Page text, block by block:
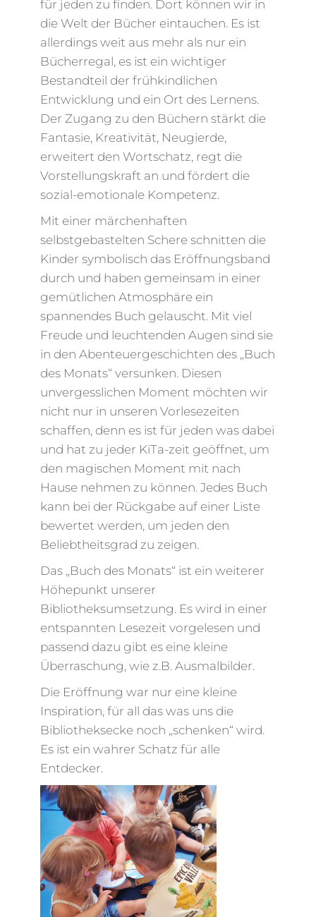
für jeden zu finden. Dort können wir in
die Welt der Bücher eintauchen. Es ist
allerdings weit aus mehr als nur ein
Bücherregal, es ist ein wichtiger
Bestandteil der frühkindlichen
Entwicklung und ein Ort des Lernens.
Der Zugang zu den Büchern stärkt die
Fantasie, Kreativität, Neugierde,
erweitert den Wortschatz, regt die
Vorstellungskraft an und fördert die
sozial-emotionale Kompetenz.
Mit einer märchenhaften
selbstgebastelten Schere schnitten die
Kinder symbolisch das Eröffnungsband
durch und haben gemeinsam in einer
gemütlichen Atmosphäre ein
spannendes Buch gelauscht. Mit viel
Freude und leuchtenden Augen sind sie
in den Abenteuergeschichten des „Buch
des Monats“ versunken. Diesen
unvergesslichen Moment möchten wir
nicht nur in unseren Vorlesezeiten
schaffen, denn es ist für jeden was dabei
und hat zu jeder KiTa-zeit geöffnet, um
den magischen Moment mit nach
Hause nehmen zu können. Jedes Buch
kann bei der Rückgabe auf einer Liste
bewertet werden, um jeden den
Beliebtheitsgrad zu zeigen.
Das „Buch des Monats“ ist ein weiterer
Höhepunkt unserer
Bibliotheksumsetzung. Es wird in einer
entspannten Lesezeit vorgelesen und
passend dazu gibt es eine kleine
Überraschung, wie z.B. Ausmalbilder.
Die Eröffnung war nur eine kleine
Inspiration, für all das was uns die
Bibliotheksecke noch „schenken“ wird.
Es ist ein wahrer Schatz für alle
Entdecker.